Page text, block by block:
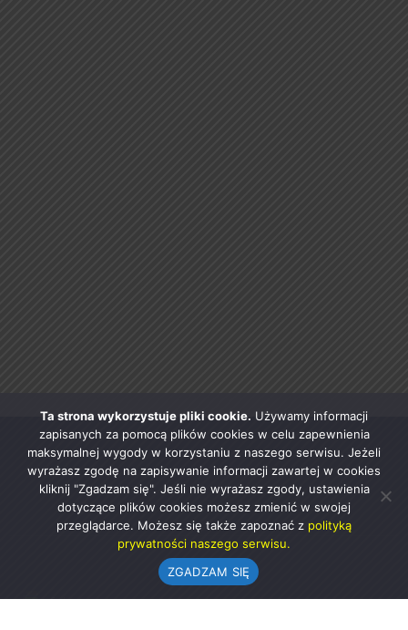
Ta strona wykorzystuje pliki cookie. Używamy informacji
zapisanych za pomocą plików cookies w celu zapewnienia
maksymalnej wygody w korzystaniu z naszego serwisu. Jeżeli
wyrażasz zgodę na zapisywanie informacji zawartej w cookies
kliknij "Zgadzam się". Jeśli nie wyrażasz zgody, ustawienia
dotyczące plików cookies możesz zmienić w swojej
przeglądarce. Możesz się także zapoznać z polityką
prywatności naszego serwisu.
ZGADZAM SIĘ